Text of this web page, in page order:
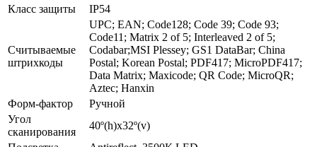
Класс защиты
IP54
Считываемые
штрихкоды
UPC; EAN; Code128; Code 39; Code 93;
Code11; Matrix 2 of 5; Interleaved 2 of 5;
Codabar;MSI Plessey; GS1 DataBar; China
Postal; Korean Postal; PDF417; MicroPDF417;
Data Matrix; Maxicode; QR Code; MicroQR;
Aztec; Hanxin
Форм-фактор
Ручной
Угол
сканирования
40º(h)x32º(v)